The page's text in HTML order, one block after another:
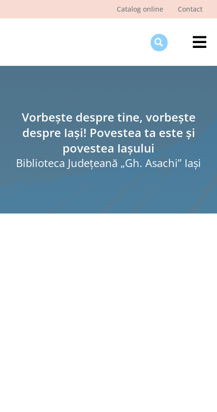
Catalog online Contact
Vorbește despre tine, vorbește
despre Iași! Povestea ta este și
povestea Iașului
Biblioteca Judeţeană „Gh. Asachi” Iaşi